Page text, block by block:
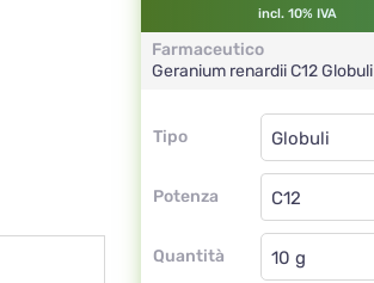
incl. 10% IVA
Farmaceutico
Geranium renardiiC12 Globuli
Tipo
Tipo
Potenza
Globuli
C12
Quantità
Globuli